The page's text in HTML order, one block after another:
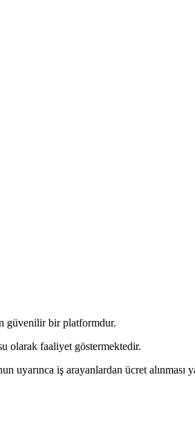
güvenilir bir platformdur.
olarak faaliyet göstermektedir.
uyarınca iş arayanlardan ücret alınması